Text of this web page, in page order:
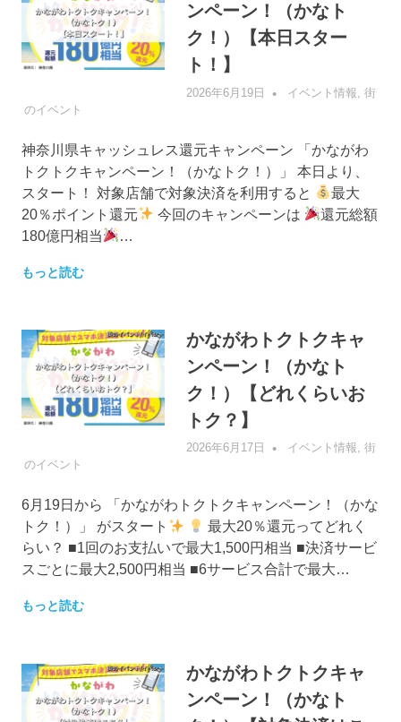
ンペーン！（かなト
ク！）【本日スター
ト！】
2026年6月19日 管理者
イベント情報 街
のイベント
神奈川県キャッシュレス還元キャンペーン 「かながわ
トクトクキャンペーン！（かなトク！）」 本日より、
スタート！ 対象店舗で対象決済を利用すると
最大
20％ポイント還元
今回のキャンペーンは
還元総額
180億円相当
…
もっと読む
かながわトクトクキャ
ンペーン！（かなト
ク！）【どれくらいお
トク？】
2026年6月17日 管理者
イベント情報, 街
のイベント
6月19日から 「かながわトクトクキャンペーン！（かな
トク！）」 がスタート
最大20％還元ってどれく
らい？ ■1回のお支払いで最大1,500円相当 ■決済サービ
スごとに最大2,500円相当 ■6サービス合計で最大…
もっと読む
かながわトクトクキャ
ンペーン！（かなト